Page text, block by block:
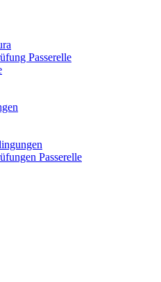
Passerelle
Passerelle